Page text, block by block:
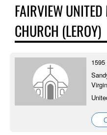
FAIRVIEW
CHURCH (LEROY)